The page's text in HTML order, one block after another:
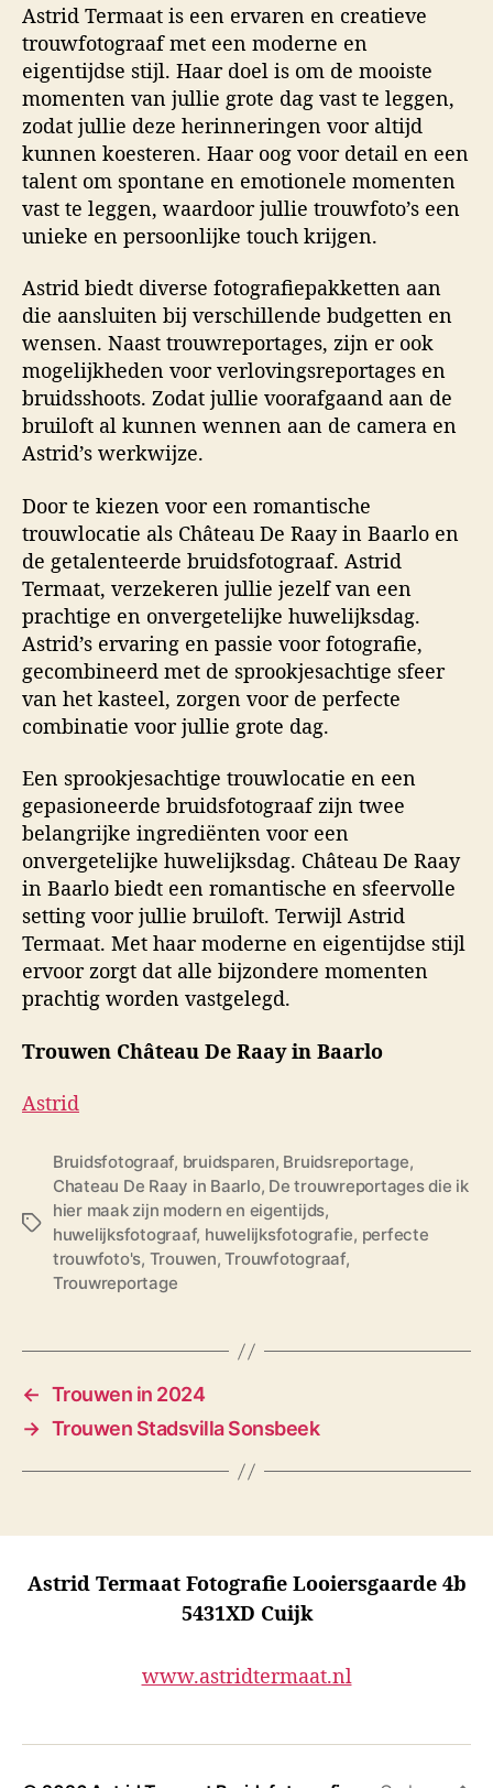
Astrid Termaat is een ervaren en creatieve
trouwfotograaf met een moderne en
eigentijdse stijl. Haar doel is om de mooiste
momenten van jullie grote dag vast te leggen,
zodat jullie deze herinneringen voor altijd
kunnen koesteren. Haar oog voor detail en een
talent om spontane en emotionele momenten
vast te leggen, waardoor jullie trouwfoto’s een
unieke en persoonlijke touch krijgen.
Astrid biedt diverse fotografiepakketten aan
die aansluiten bij verschillende budgetten en
wensen. Naast trouwreportages, zijn er ook
mogelijkheden voor verlovingsreportages en
bruidsshoots. Zodat jullie voorafgaand aan de
bruiloft al kunnen wennen aan de camera en
Astrid’s werkwijze.
Door te kiezen voor een romantische
trouwlocatie als Château De Raay in Baarlo en
de getalenteerde bruidsfotograaf. Astrid
Termaat, verzekeren jullie jezelf van een
prachtige en onvergetelijke huwelijksdag.
Astrid’s ervaring en passie voor fotografie,
gecombineerd met de sprookjesachtige sfeer
van het kasteel, zorgen voor de perfecte
combinatie voor jullie grote dag.
Een sprookjesachtige trouwlocatie en een
gepasioneerde bruidsfotograaf zijn twee
belangrijke ingrediënten voor een
onvergetelijke huwelijksdag. Château De Raay
in Baarlo biedt een romantische en sfeervolle
setting voor jullie bruiloft. Terwijl Astrid
Termaat. Met haar moderne en eigentijdse stijl
ervoor zorgt dat alle bijzondere momenten
prachtig worden vastgelegd.
Trouwen Château De Raay in Baarlo
Astrid
T
Bruidsfotograaf, bruidsparen, Bruidsreportage,
Chateau De Raay in Baarlo, De trouwreportages die ik
hier maak zijn modern en eigentijds,
huwelijksfotograaf, huwelijksfotografie, perfecte
trouwfoto's, Trouwen,Trouwfotograaf,
Trouwreportage
← Trouwen in 2024
→ Trouwen Stadsvilla Sonsbeek
Astrid Termaat Fotografie Looiersgaarde 4b
5431XD Cuijk
www.astridtermaat.nl